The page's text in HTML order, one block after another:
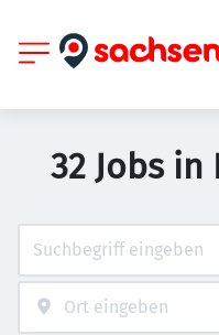
32 Jobs